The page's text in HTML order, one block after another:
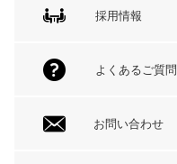
採用情報
よくあるご質問
お問い合わせ